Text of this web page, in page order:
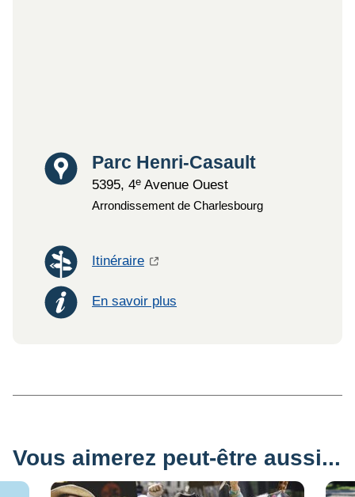
Lieu
Parc Henri-Casault
5395, 4e Avenue Ouest
Arrondissement de Charlesbourg
Itinéraire
En savoir plus
Vous aimerez peut-être aussi...